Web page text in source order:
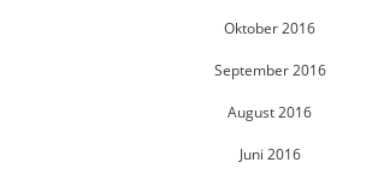
Oktober 2016
September 2016
August 2016
Juni 2016